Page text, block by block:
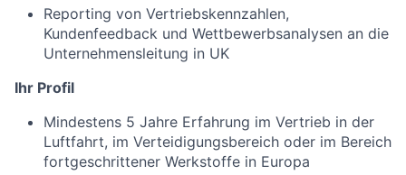
Reporting von Vertriebskennzahlen,
Kundenfeedback und Wettbewerbsanalysen an die
Unternehmensleitung in UK
Ihr Profil
Mindestens 5 Jahre Erfahrung im Vertrieb in der
Luftfahrt, im Verteidigungsbereich oder im Bereich
fortgeschrittener Werkstoffe in Europa